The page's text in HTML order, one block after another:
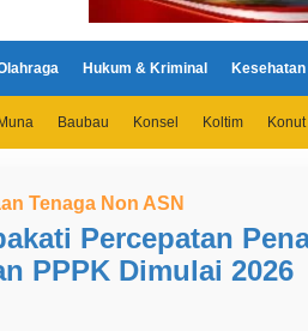
Hukum & Kriminal Kesehatan
Baubau Konsel Koltim Konut
Tenaga Non ASN
Percepatan
PPPK Dimulai 2026